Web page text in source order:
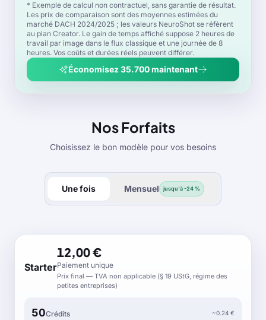
* Exemple de calcul non contractuel, sans garantie de résultat.
Les prix de comparaison sont des moyennes estimées du
marché DACH 2024/2025 ; les valeurs NeuroShot se réfèrent
au plan Creator. Le gain de temps affiché suppose 2 heures de
travail par image dans le flux classique et une journée de 8
heures. Vos coûts et durées réels peuvent différer.
Économisez 35.700 maintenant
Nos Forfaits
Choisissez le bon modèle pour vos besoins
Une fois Mensuel jusqu'à -24 %
Starter
12,00 €
Paiement unique
Prix final — TVA non applicable (§ 19 UStG, régime des
petites entreprises)
50Crédits ~0.24 €